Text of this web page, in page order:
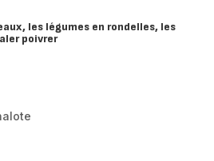
les légumes en rondelles, les
poivrer